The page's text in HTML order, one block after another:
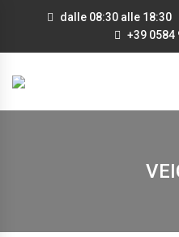
dalle 08:30 alle 18:30
+39 0584